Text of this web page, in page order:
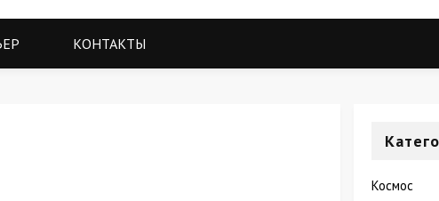
КОНТАКТЫ
Космос